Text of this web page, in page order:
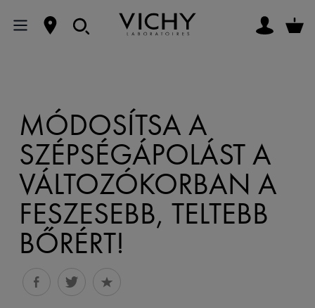
MÓDOSÍTSA A
SZÉPSÉGÁPOLÁST A
VÁLTOZÓKORBAN A
FESZESEBB, TELTEBB
BŐRÉRT!